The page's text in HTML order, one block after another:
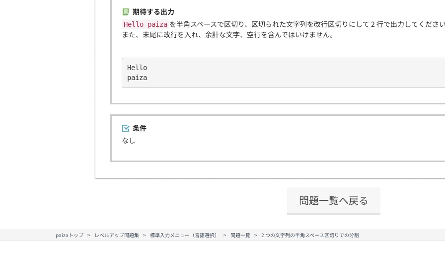
期待する出力
Hello paiza を半角スペースで区切り、区切られた文字列を改行区切りにして 2 行で出力してくださ
また、末尾に改行を入れ、余計な文字、空行を含んではいけません。
Hello
paiza
条件
なし
問題一覧へ戻る
paizaトップ レベルアップ問題集 標準入力メニュー（言語選択） 問題一覧 2 つの文字列の半角スペース区切りでの分割